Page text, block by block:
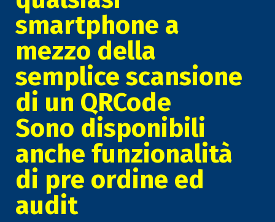
smartphone a
mezzo della
semplice scansione
di un QRCode
Sono disponibili
anche funzionalità
di pre ordine ed
audit